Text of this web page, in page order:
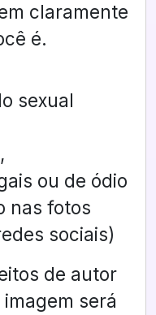
claramente
é.
sexual
ou de ódio
nas fotos
sociais)
de autor
será